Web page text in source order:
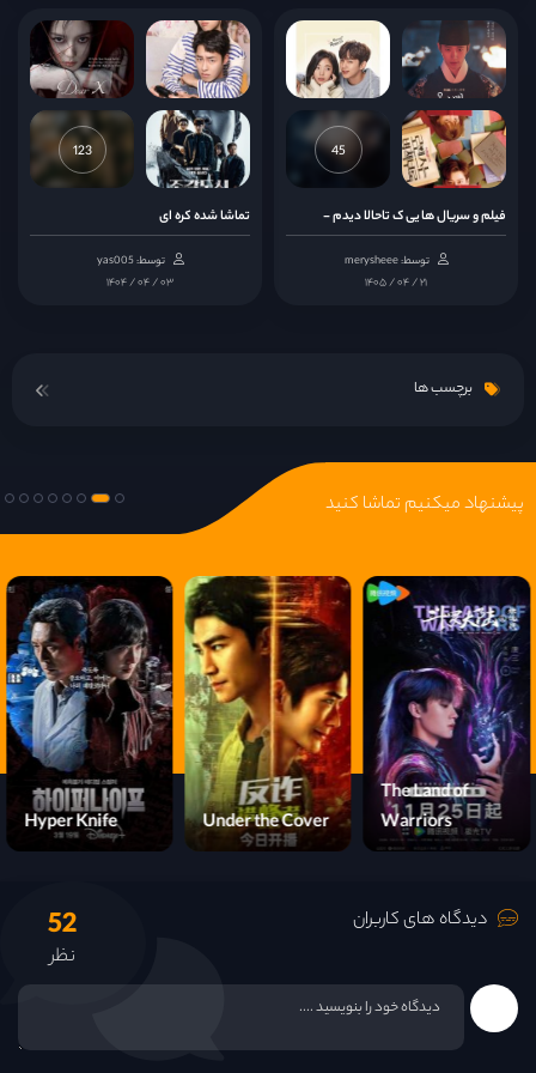
45
فیلم و سریال ها یی ک تاحالا دیدم -
توسط: merysheee
۱۴۰۵ / ۰۴ / ۲۱
123
تماشا شده کره ای
توسط: yas005
۱۴۰۴ / ۰۴ / ۰۳
برچسب ها
پیشنهاد میکنیم تماشا کنید
Under the Cover
Hyper Knife
I Belonged to
Your World
دیدگاه های کاربران 52
نظر